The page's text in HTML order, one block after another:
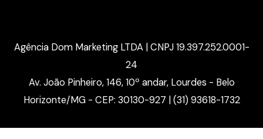
Agência Dom Marketing LTDA | CNPJ 19.397.252.0001-
24
Av. João Pinheiro, 146, 10º andar, Lourdes - Belo
Horizonte/MG - CEP: 30130-927 | (31) 93618-1732